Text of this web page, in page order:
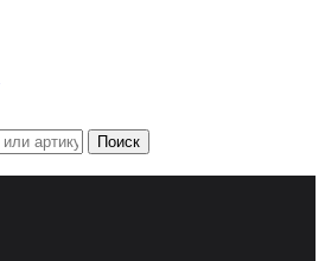
Поиск